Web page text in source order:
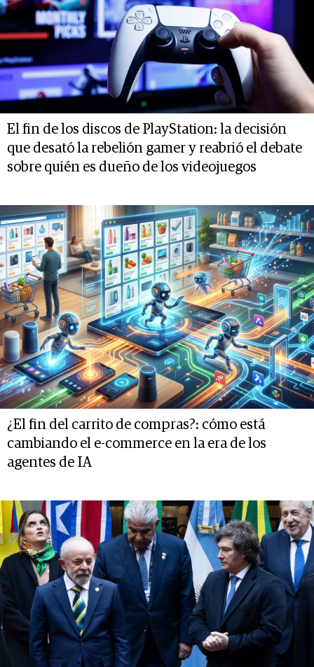
El fin de los discos de PlayStation: la decisión
que desató la rebelión gamer y reabrió el debate
sobre quién es dueño de los videojuegos
¿El fin del carrito de compras?: cómo está
cambiando el e-commerce en la era de los
agentes de IA